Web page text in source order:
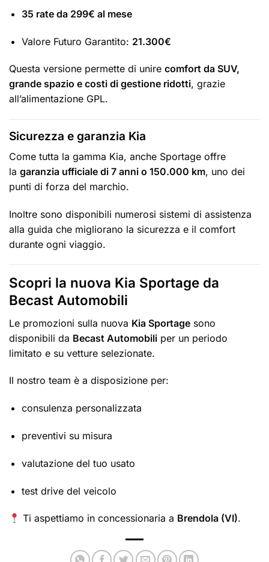
35 rate da 299€ al mese
Valore Futuro Garantito: 21.300€
Questa versione permette di unire comfort da SUV,
grande spazio e costi di gestione ridotti, grazie
all’alimentazione GPL.
Sicurezza e garanzia Kia
Come tutta la gamma Kia, anche Sportage offre
la garanzia ufficiale di 7 anni o 150.000 km, uno dei
punti di forza del marchio.
Inoltre sono disponibili numerosi sistemi di assistenza
alla guida che migliorano la sicurezza e il comfort
durante ogni viaggio.
Scopri la nuova Kia Sportage da
Becast Automobili
Le promozioni sulla nuova Kia Sportage sono
disponibili da Becast Automobili per un periodo
limitato e su vetture selezionate.
Il nostro team è a disposizione per:
consulenza personalizzata
preventivi su misura
valutazione del tuo usato
test drive del veicolo
Ti aspettiamo in concessionaria a Brendola (VI).